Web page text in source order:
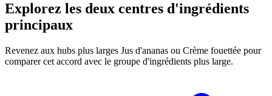
Explorez les deux centres d'ingrédients
principaux
Revenez aux hubs plus larges Jus d'ananas ou Crème fouettée pour
comparer cet accord avec le groupe d'ingrédients plus large.